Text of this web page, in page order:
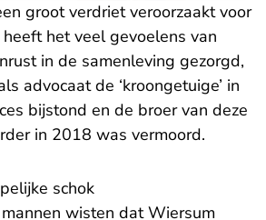
groot verdriet veroorzaakt voor
het veel gevoelens van
in de samenleving gezorgd,
advocaat de ‘kroongetuige’ in
bijstond en de broer van deze
in 2018 was vermoord.
schok
wisten dat Wiersum